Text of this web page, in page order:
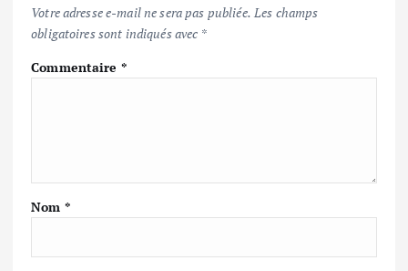
Votre adresse e-mail ne sera pas publiée. Les champs
obligatoires sont indiqués avec *
Commentaire *
Nom *